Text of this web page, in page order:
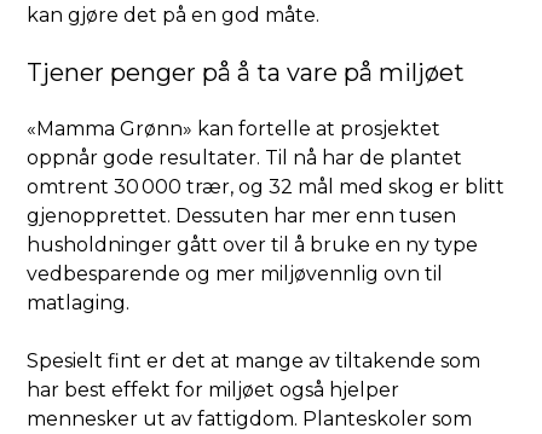
kan gjøre det på en god måte.
Tjener penger på å ta vare på miljøet
«Mamma Grønn» kan fortelle at prosjektet
oppnår gode resultater. Til nå har de plantet
omtrent 30 000 trær, og 32 mål med skog er blitt
gjenopprettet. Dessuten har mer enn tusen
husholdninger gått over til å bruke en ny type
vedbesparende og mer miljøvennlig ovn til
matlaging.
Spesielt fint er det at mange av tiltakende som
har best effekt for miljøet også hjelper
mennesker ut av fattigdom. Planteskoler som